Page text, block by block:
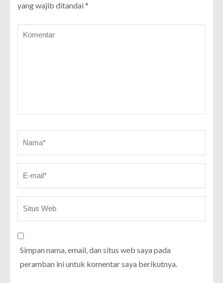
yang wajib ditandai *
Komentar
Simpan nama, email, dan situs web saya pada
peramban ini untuk komentar saya berikutnya.